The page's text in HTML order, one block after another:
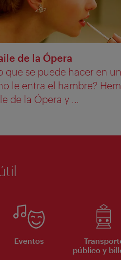
de la Ópera
que se puede hacer en
le entra el hambre?
de la Ópera y ...
Eventos
público y